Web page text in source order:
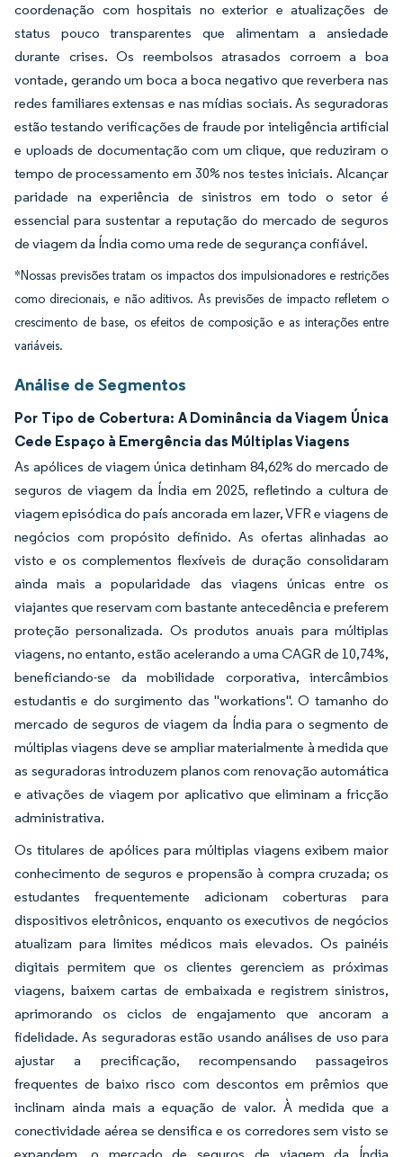
coordenação com hospitais no exterior e atualizações de
status pouco transparentes que alimentam a ansiedade
durante crises. Os reembolsos atrasados corroem a boa
vontade, gerando um boca a boca negativo que reverbera nas
redes familiares extensas e nas mídias sociais. As seguradoras
estão testando verificações de fraude por inteligência artificial
e uploads de documentação com um clique, que reduziram o
tempo de processamento em 30% nos testes iniciais. Alcançar
paridade na experiência de sinistros em todo o setor é
essencial para sustentar a reputação do mercado de seguros
de viagem da Índia como uma rede de segurança confiável.
*Nossas previsões tratam os impactos dos impulsionadores e restrições
como direcionais, e não aditivos. As previsões de impacto refletem o
crescimento de base, os efeitos de composição e as interações entre
variáveis.
Análise de Segmentos
Por Tipo de Cobertura: A Dominância da Viagem Única
Cede Espaço à Emergência das Múltiplas Viagens
As apólices de viagem única detinham 84,62% do mercado de
seguros de viagem da Índia em 2025, refletindo a cultura de
viagem episódica do país ancorada em lazer, VFR e viagens de
negócios com propósito definido. As ofertas alinhadas ao
visto e os complementos flexíveis de duração consolidaram
ainda mais a popularidade das viagens únicas entre os
viajantes que reservam com bastante antecedência e preferem
proteção personalizada. Os produtos anuais para múltiplas
viagens, no entanto, estão acelerando a uma CAGR de 10,74%,
beneficiando-se da mobilidade corporativa, intercâmbios
estudantis e do surgimento das "workations". O tamanho do
mercado de seguros de viagem da Índia para o segmento de
múltiplas viagens deve se ampliar materialmente à medida que
as seguradoras introduzem planos com renovação automática
e ativações de viagem por aplicativo que eliminam a fricção
administrativa.
Os titulares de apólices para múltiplas viagens exibem maior
conhecimento de seguros e propensão à compra cruzada; os
estudantes frequentemente adicionam coberturas para
dispositivos eletrônicos, enquanto os executivos de negócios
atualizam para limites médicos mais elevados. Os painéis
digitais permitem que os clientes gerenciem as próximas
viagens, baixem cartas de embaixada e registrem sinistros,
aprimorando os ciclos de engajamento que ancoram a
fidelidade. As seguradoras estão usando análises de uso para
ajustar a precificação, recompensando passageiros
frequentes de baixo risco com descontos em prêmios que
inclinam ainda mais a equação de valor. À medida que a
conectividade aérea se densifica e os corredores sem visto se